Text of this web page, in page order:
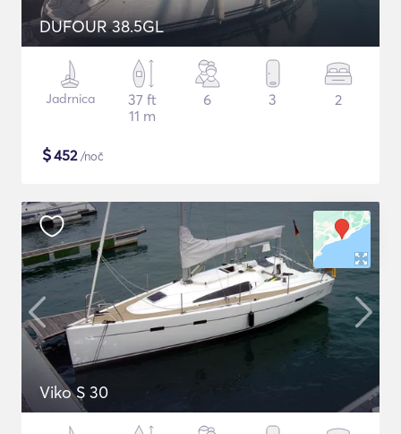
DUFOUR 38.5GL
Jadrnica
37 ft
11 m
6 3 2
$452/noč
Viko S 30